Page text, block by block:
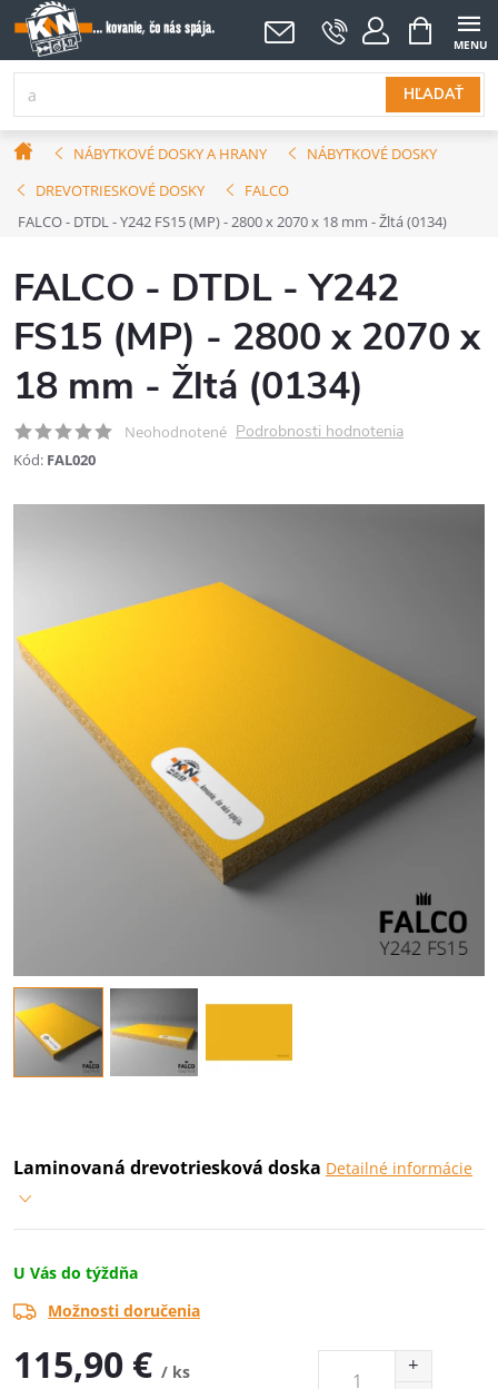
Prejsť
na
obsah
HĽADAŤ
NÁKUPNÝ
KOŠÍK
DomovNÁBYTKOVÉ DOSKY A HRANY
NÁBYTKOVÉ DOSKY
DREVOTRIESKOVÉ DOSKY
FALCO
FALCO - DTDL - Y242 FS15 (MP) - 2800 x 2070 x 18 mm - Žltá (0134)
FALCO - DTDL - Y242
FS15 (MP) - 2800 x 2070 x
18 mm - Žltá (0134)
Neohodnotené Podrobnosti hodnotenia
Kód: FAL020
Laminovaná drevotriesková doska Detailné informácie
U Vás do týždňa
Možnosti doručenia
115,90 € / ks